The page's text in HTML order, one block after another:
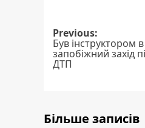
Post
Previous:
Був інструктором
запобіжний захід
ДТП
Більше записів